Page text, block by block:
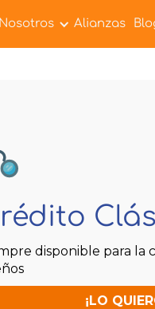
Nosotros Alianzas
disponible para la
¡LO